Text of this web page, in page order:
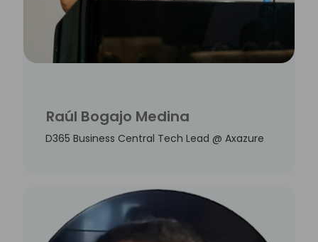
Raúl Bogajo Medina
D365 Business Central Tech Lead @ Axazure